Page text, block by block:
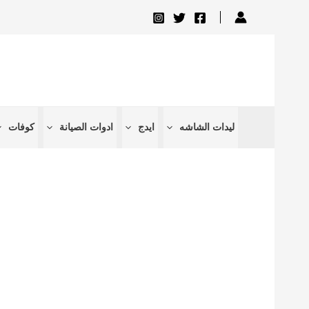
ليدات الشاشه ايدج ادوات الصيانة كوفات